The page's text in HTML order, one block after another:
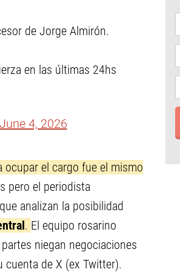
de Jorge Almirón.
en las últimas 24hs
June 4, 2026
ocupar el cargo fue el mismo
pero el periodista
analizan la posibilidad
. El equipo rosarino
niegan negociaciones
de X (ex Twitter).